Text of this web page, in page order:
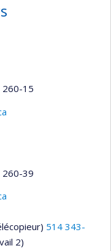
260-15
260-39
514 343-
2)